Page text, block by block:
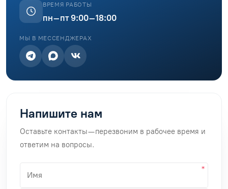
ВРЕМЯ РАБОТЫ
пн–пт 9:00–18:00
МЫ В МЕССЕНДЖЕРАХ
Напишите нам
Оставьте контакты — перезвоним в рабочее время и
ответим на вопросы.